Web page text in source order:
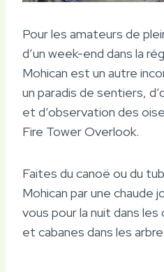
Pour les amateurs de
d’un week-end dans la
Mohican est un autre
un paradis de sentiers,
et d’observation des
Fire Tower Overlook.
Faites du canoë ou du
Mohican par une chaude
vous pour la nuit dans
et cabanes dans les